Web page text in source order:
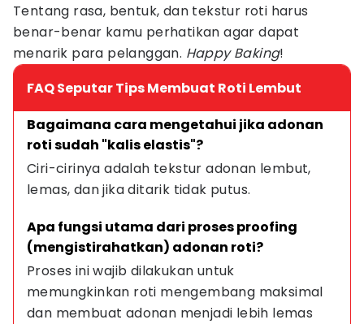
Tentang rasa, bentuk, dan tekstur roti harus
benar-benar kamu perhatikan agar dapat
menarik para pelanggan. Happy Baking!
FAQ Seputar Tips Membuat Roti Lembut
Bagaimana cara mengetahui jika adonan
roti sudah "kalis elastis"?
Ciri-cirinya adalah tekstur adonan lembut,
lemas, dan jika ditarik tidak putus.
Apa fungsi utama dari proses proofing
(mengistirahatkan) adonan roti?
Proses ini wajib dilakukan untuk
memungkinkan roti mengembang maksimal
dan membuat adonan menjadi lebih lemas